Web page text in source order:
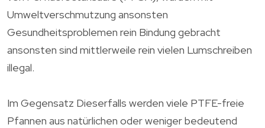
Umweltverschmutzung ansonsten
Gesundheitsproblemen rein Bindung gebracht
ansonsten sind mittlerweile rein vielen Lumschreiben
illegal.
Im Gegensatz Dieserfalls werden viele PTFE-freie
Pfannen aus natürlichen oder weniger bedeutend